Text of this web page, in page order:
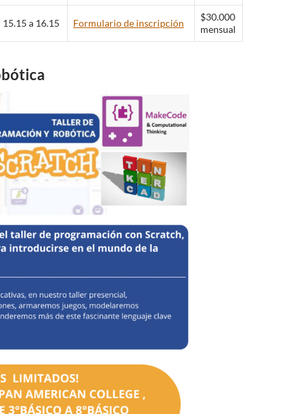
15.15 a 16.15 Formulario de inscripción
$30.000
mensual